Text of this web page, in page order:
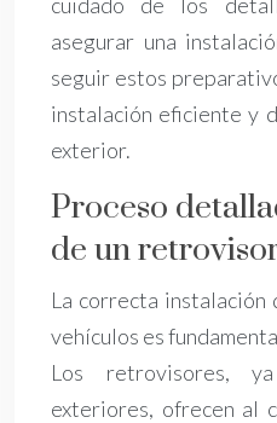
asegurar una
seguir estos
instalación eficiente y
exterior.
Proceso
de un
La correcta
vehículos es
Los retrovisores,
exteriores, ofrecen al